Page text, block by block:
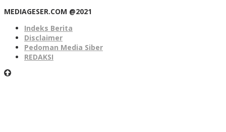
MEDIAGESER.COM @2021
Indeks Berita
Disclaimer
Pedoman Media Siber
REDAKSI